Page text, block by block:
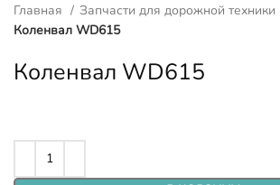
Главная
Запчасти для дорожной техники
Коленвал WD615
Коленвал WD615